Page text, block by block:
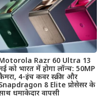
Razr 60 Ultra 13
को भारत में होगा लॉन्च: 50MP
4-इंच कवर स्क्रीन और
8 Elite प्रोसेसर के
धमाकेदार वापसी